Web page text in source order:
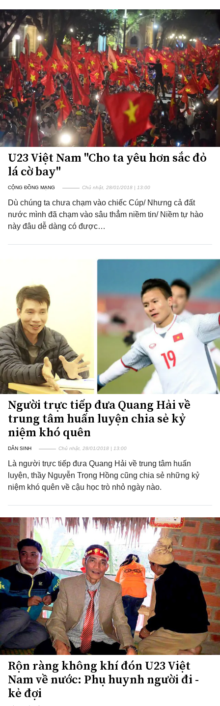
U23 Việt Nam "Cho ta yêu hơn sắc đỏ
lá cờ bay"
CỘNG ĐỒNG MẠNG Chủ nhật, 28/01/2018 | 13:00
Dù chúng ta chưa chạm vào chiếc Cúp/ Nhưng cả đất
nước mình đã chạm vào sâu thẳm niềm tin/ Niềm tự hào
này đâu dễ dàng có được…
Người trực tiếp đưa Quang Hải về
trung tâm huấn luyện chia sẻ kỷ
niệm khó quên
DÂN SINH Chủ nhật, 28/01/2018 | 13:00
Là người trực tiếp đưa Quang Hải về trung tâm huấn
luyện, thầy Nguyễn Trọng Hồng cũng chia sẻ những kỷ
niệm khó quên về cậu học trò nhỏ ngày nào.
Rộn ràng không khí đón U23 Việt
Nam về nước: Phụ huynh người đi -
kẻ đợi